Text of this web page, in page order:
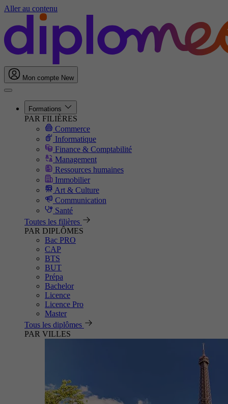
Aller au contenu
Mon compte New
Formations
PAR FILIÈRES
Commerce
Informatique
Finance & Comptabilité
Management
Ressources humaines
Immobilier
Art & Culture
Communication
Santé
Toutes les filières
PAR DIPLÔMES
Bac PRO
CAP
BTS
BUT
Prépa
Bachelor
Licence
Licence Pro
Master
Tous les diplômes
PAR VILLES